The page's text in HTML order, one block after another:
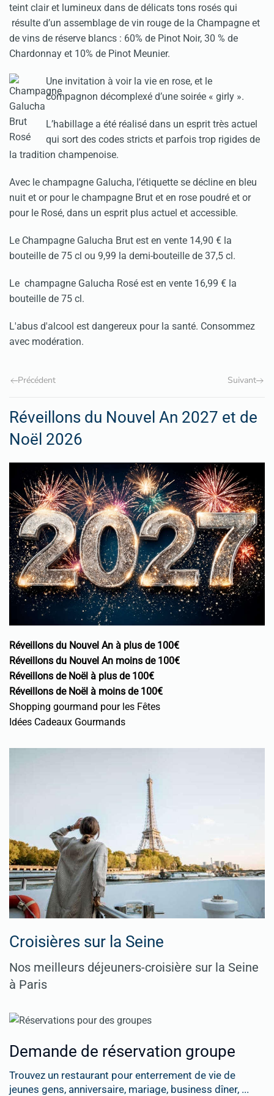
teint clair et lumineux dans de délicats tons rosés qui
résulte d’un assemblage de vin rouge de la Champagne et
de vins de réserve blancs : 60% de Pinot Noir, 30 % de
Chardonnay et 10% de Pinot Meu­nier.
Une invitation à voir la vie en rose, et le
compagnon décomplexé d’une soirée « girly ».
L’habillage a été réalisé dans un esprit très actuel
qui sort des codes stricts et parfois trop rigides de
la tradition champenoise.
Avec le champagne Galucha, l’étiquette se décline en bleu
nuit et or pour le champagne Brut et en rose poudré et or
pour le Rosé, dans un esprit plus actuel et accessible.
Le Champagne Galucha Brut est en vente 14,90 € la
bouteille de 75 cl ou 9,99 la demi-bouteille de 37,5 cl.
Le champagne Galucha Rosé est en vente 16,99 € la
bouteille de 75 cl.
L'abus d'alcool est dangereux pour la santé. Consommez
avec modération.
Précédent Suivant
Réveillons du Nouvel An 2027 et de
Noël 2026
Réveillons du Nouvel An à plus de 100€
Réveillons du Nouvel An moins de 100€
Réveillons de Noël à plus de 100€
Réveillons de Noël à moins de 100€
Shopping gourmand pour les Fêtes
Idées Cadeaux Gourmands
Croisières sur la Seine
Nos meilleurs déjeuners-croisière sur la Seine
à Paris
Demande de réservation groupe
Trouvez un restaurant pour enterrement de vie de
jeunes gens, anniversaire, mariage, business dîner, ...